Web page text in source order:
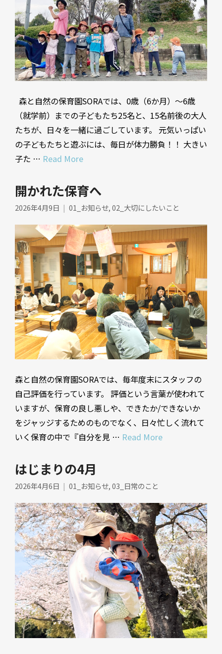
森と自然の保育園SORAでは、0歳（6か月）～6歳
（就学前）までの子どもたち25名と、15名前後の大人
たちが、日々を一緒に過ごしています。 元気いっぱい
の子どもたちと遊ぶには、毎日が体力勝負！！ 大きい
子た … Read More
開かれた保育へ
2026年4月9日 01_お知らせ,02_大切にしたいこと
森と自然の保育園SORAでは、毎年度末にスタッフの
自己評価を行っています。 評価という言葉が使われて
いますが、保育の良し悪しや、できたか/できないか
をジャッジするためのものでなく、日々忙しく流れて
いく保育の中で『自分を見 … Read More
はじまりの4月
2026年4月6日 01_お知らせ,03_日常のこと